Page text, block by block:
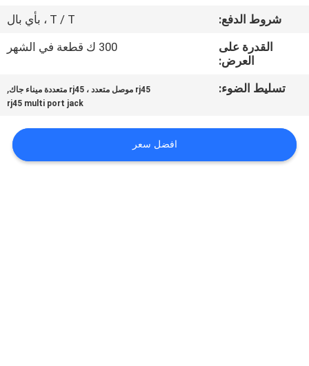
اتصل
اطلب
خريطة
شروط الدفع:
T / T ، بأي بال
القدرة على
العرض:
300 ك قطعة في الشهر
تسليط الضوء: rj45 موصل متعدد ، rj45 متعددة ميناء جاك ,
rj45 multi port jack
افضل سعر